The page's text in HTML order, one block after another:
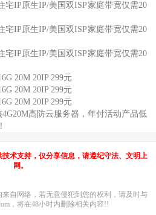
宅IP原生IP/美国双ISP家庭带宽仅需20
宅IP原生IP/美国双ISP家庭带宽仅需20
宅IP原生IP/美国双ISP家庭带宽仅需20
20M 20IP 299元
20M 20IP 299元
20M 20IP 299元
高防云服务器，年付活动产品低
术支持，仅分享信息，请遵纪守法、文明上
网。
来自网络，若无意侵犯到您的权利，请及时与
，将在48小时内删除相关内容!!